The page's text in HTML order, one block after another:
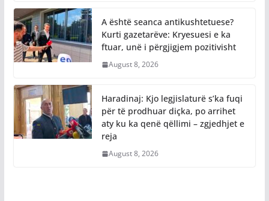
A është seanca antikushtetuese?
Kurti gazetarëve: Kryesuesi e ka
ftuar, unë i përgjigjem pozitivisht
August 8, 2026
Haradinaj: Kjo legjislaturë s’ka fuqi
për të prodhuar diçka, po arrihet
aty ku ka qenë qëllimi – zgjedhjet e
reja
August 8, 2026